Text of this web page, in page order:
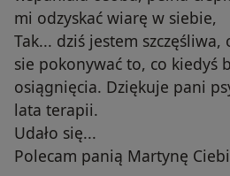
mi odzyskać wiarę w siebie,
Tak... dziś jestem szczęśliwa,
sie pokonywać to, co kiedyś
osiągnięcia. Dziękuje pani
lata terapii.
Udało się...
Polecam panią Martynę